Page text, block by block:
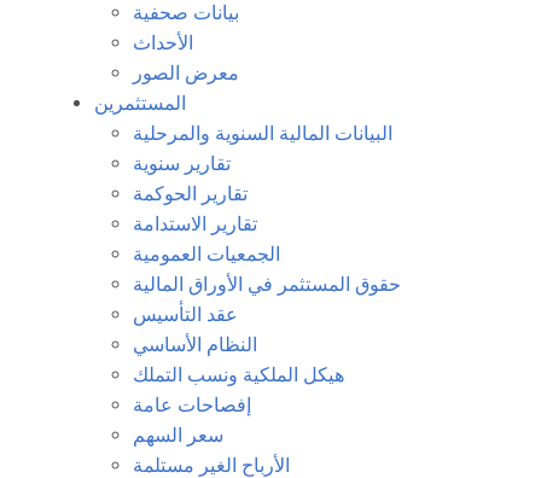
بيانات صحفية
الأحداث
معرض الصور
المستثمرين
البيانات المالية السنوية والمرحلية
تقارير سنوية
تقارير الحوكمة
تقارير الاستدامة
الجمعيات العمومية
حقوق المستثمر في الأوراق المالية
عقد التأسيس
النظام الأساسي
هيكل الملكية ونسب التملك
إفصاحات عامة
سعر السهم
الأرباح الغير مستلمة